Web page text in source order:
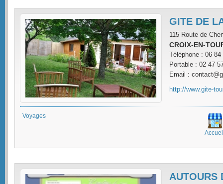
GITE DE
115 Route de
CROIX-EN-
Téléphone : 06 84
Portable : 02 47
Email :
http://www.gite-
Voyages
AUTOURS